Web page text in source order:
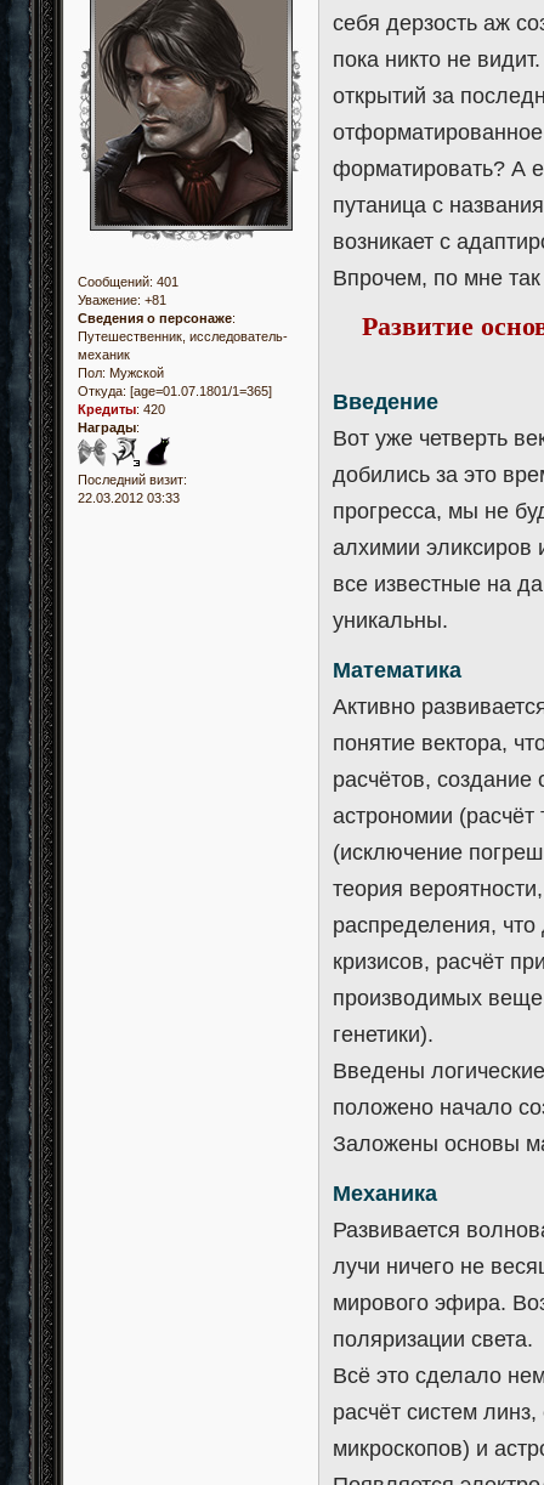
Сообщений: 401
Уважение: +81
Сведения о персонаже:
Путешественник, исследователь-
механик
Пол: Мужской
Откуда: [age=01.07.1801/1=365]
Кредиты: 420
Награды:
Последний визит:
22.03.2012 03:33
себя дерзость аж
пока никто не
открытий за
форматировать? А
путаница с
возникает с
Впрочем, по мне
Развитие
Введение
Вот уже четверть
добились за это
прогресса, мы не
алхимии эликсиров
все известные на
уникальны.
Математика
Активно
понятие вектора,
расчётов,
астрономии
(исключение
теория
распределения,
кризисов, расчёт
производимых
генетики).
Введены
положено начало
Заложены основы
Механика
Развивается
лучи ничего не
мирового эфира.
поляризации света.
Всё это сделало
расчёт систем
микроскопов) и